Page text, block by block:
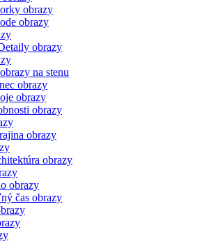
obrazy
obrazy
obrazy
na stenu
obrazy
obrazy
obrazy
obrazy
obrazy
obrazy
čas obrazy